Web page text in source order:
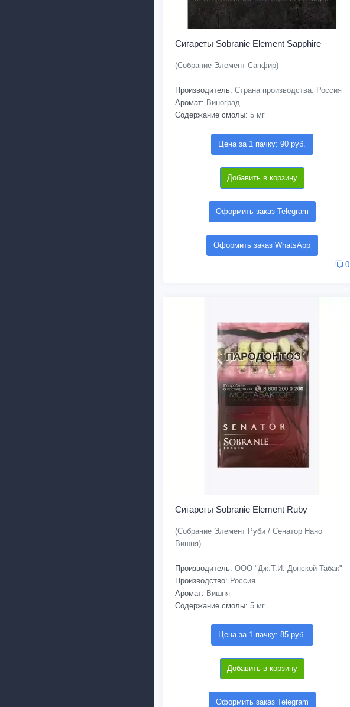
Сигареты Sobranie Element Sapphire
(Собрание Элемент Сапфир)
Производитель: Страна производства: Россия
Аромат: Виноград
Содержание смолы: 5 мг
Цена за 1 пачку: 90 руб.
Добавить в корзину
Оформить заказ Telegram
Оформить заказ WhatsApp
0
Сигареты Sobranie Element Ruby
(Собрание Элемент Руби / Сенатор Нано
Вишня)
Производитель: ООО "Дж.Т.И. Донской Табак"
Производство: Россия
Аромат: Вишня
Содержание смолы: 5 мг
Цена за 1 пачку: 85 руб.
Добавить в корзину
Оформить заказ Telegram